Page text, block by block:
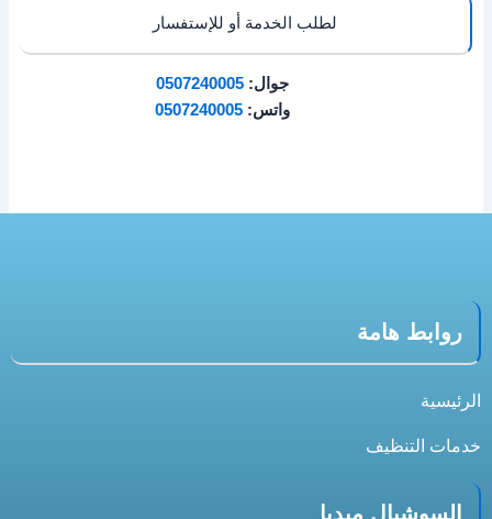
لطلب الخدمة أو للإستفسار
جوال:0507240005
واتس:0507240005
روابط هامة
الرئيسية
خدمات التنظيف
السوشيال ميديا